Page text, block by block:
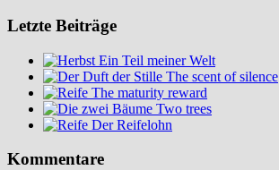
Letzte Beiträge
Ein Teil meiner Welt
The scent of silence
The maturity reward
Two trees
Der Reifelohn
Kommentare